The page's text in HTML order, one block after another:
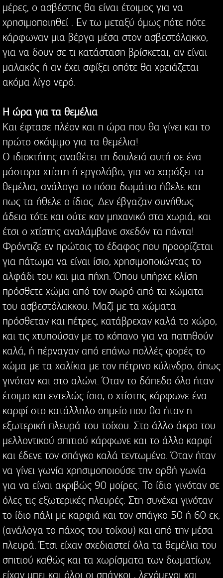
μέρες, ο ασβέστης θα είναι έτοιμος για να
χρησιμοποιηθεί . Εν τω μεταξύ όμως πότε πότε
κάρφωναν μια βέργα μέσα στον ασβεστόλακκο,
για να δουν σε τι κατάσταση βρίσκεται, αν είναι
μαλακός ή αν έχει σφίξει οπότε θα χρειάζεται
ακόμα λίγο νερό.
Η ώρα για τα θεμέλια
Και έφτασε πλέον και η ώρα που θα γίνει και το
πρώτο σκάψιμο για τα θεμέλια!
Ο ιδιοκτήτης αναθέτει τη δουλειά αυτή σε ένα
μάστορα χτίστη ή εργολάβο, για να χαράξει τα
θεμέλια, ανάλογα το πόσα δωμάτια ήθελε και
πως τα ήθελε ο ίδιος. Δεν έβγαζαν συνήθως
άδεια τότε και ούτε καν μηχανικό στα χωριά, και
έτσι ο χτίστης αναλάμβανε σχεδόν τα πάντα!
Φρόντιζε εν πρώτοις το έδαφος που προορίζεται
για πάτωμα να είναι ίσιο, χρησιμοποιώντας το
αλφάδι του και μια πήχη. Όπου υπήρχε κλίση
πρόσθετε χώμα από τον σωρό από τα χώματα
του ασβεστόλακκου. Μαζί με τα χώματα
πρόσθεταν και πέτρες, κατάβρεχαν καλά το χώρο,
και τις χτυπούσαν με το κόπανο για να πατηθούν
καλά, ή πέρναγαν από επάνω πολλές φορές το
χώμα με τα χαλίκια με τον πέτρινο κύλινδρο, όπως
γινόταν και στο αλώνι. Όταν το δάπεδο όλο ήταν
έτοιμο και εντελώς ίσιο, ο χτίστης κάρφωνε ένα
καρφί στο κατάλληλο σημείο που θα ήταν η
εξωτερική πλευρά του τοίχου. Στο άλλο άκρο του
μελλοντικού σπιτιού κάρφωνε και το άλλο καρφί
και έδενε τον σπάγκο καλά τεντωμένο. Όταν ήταν
να γίνει γωνία χρησιμοποιούσε την ορθή γωνία
για να είναι ακριβώς 90 μοίρες. Το ίδιο γινόταν σε
όλες τις εξωτερικές πλευρές. Στη συνέχει γινόταν
το ίδιο πάλι με καρφιά και τον σπάγκο 50 ή 60 εκ,
(ανάλογα το πάχος του τοίχου) και από την μέσα
πλευρά. Έτσι είχαν σχεδιαστεί όλα τα θεμέλια του
σπιτιού καθώς και τα χωρίσματα των δωματίων,
είχαν μπει και όλοι οι σπάγκοι , λεγόμενοι και